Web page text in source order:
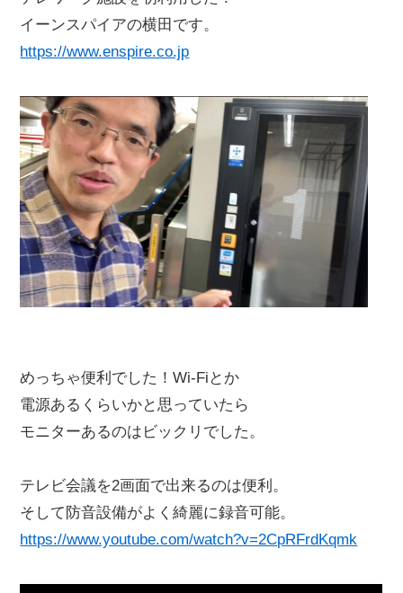
イーンスパイアの横田です。
https://www.enspire.co.jp
めっちゃ便利でした！Wi-Fiとか
電源あるくらいかと思っていたら
モニターあるのはビックリでした。
テレビ会議を2画面で出来るのは便利。
そして防音設備がよく綺麗に録音可能。
https://www.youtube.com/watch?v=2CpRFrdKqmk